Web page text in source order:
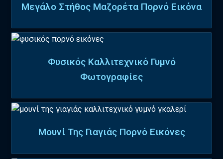
Μεγάλο Στήθος Μαζορέτα Πορνό Εικόνα
Φυσικός Καλλιτεχνικό Γυμνό
Φωτογραφίες
Μουνί Της Γιαγιάς Πορνό Εικόνες